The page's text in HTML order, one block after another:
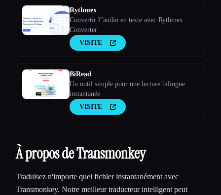
Rythmex
Convertir l''audio en texte avec Rythmex
Converter
VISITE
BiRead
Un outil simple pour une lecture bilingue
instantanée
VISITE
À propos de Transmonkey
Traduisez n'importe quel fichier instantanément avec
Transmonkey. Notre meilleur traducteur intelligent peut